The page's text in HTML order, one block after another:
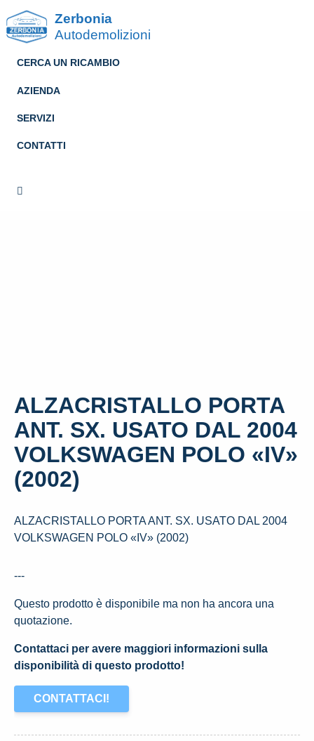
Zerbonia
Autodemolizioni
CERCA UN RICAMBIO
AZIENDA
SERVIZI
CONTATTI
ALZACRISTALLO PORTA
ANT. SX. USATO DAL 2004
VOLKSWAGEN POLO «IV»
(2002)
ALZACRISTALLO PORTA ANT. SX. USATO DAL 2004
VOLKSWAGEN POLO «IV» (2002)
---
Questo prodotto è disponibile ma non ha ancora una
quotazione.
Contattaci per avere maggiori informazioni sulla
disponibilità di questo prodotto!
CONTATTACI!